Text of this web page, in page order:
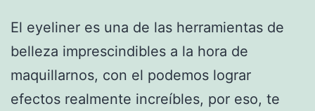
El eyeliner es una de las herramientas de
belleza imprescindibles a la hora de
maquillarnos, con el podemos lograr
efectos realmente increíbles, por eso, te